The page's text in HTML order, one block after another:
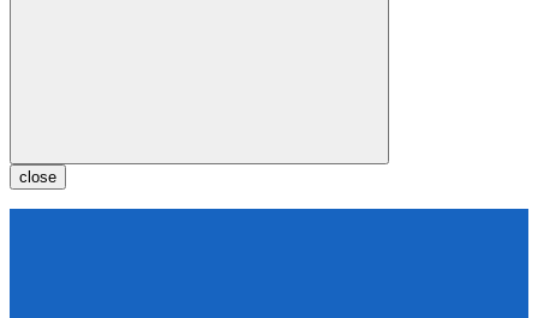
close